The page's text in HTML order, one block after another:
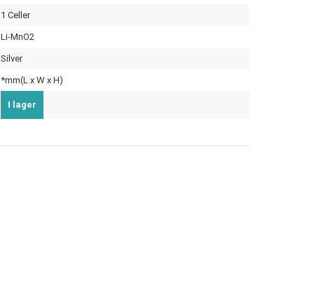
1 Celler
Li-MnO2
Silver
*mm(L x W x H)
I lager